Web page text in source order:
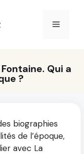
Menu
Qui a
?
biographies
de l’époque,
avec La